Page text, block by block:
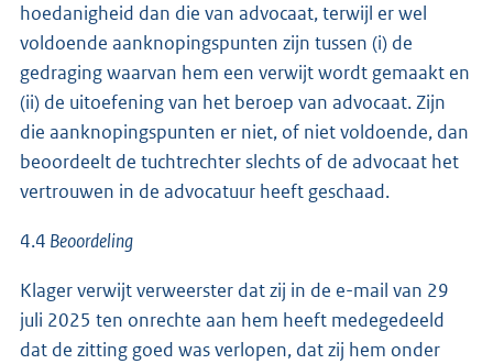
hoedanigheid dan die van advocaat, terwijl er wel
voldoende aanknopingspunten zijn tussen (i) de
gedraging waarvan hem een verwijt wordt gemaakt en
(ii) de uitoefening van het beroep van advocaat. Zijn
die aanknopingspunten er niet, of niet voldoende, dan
beoordeelt de tuchtrechter slechts of de advocaat het
vertrouwen in de advocatuur heeft geschaad.
4.4 Beoordeling
Klager verwijt verweerster dat zij in de e-mail van 29
juli 2025 ten onrechte aan hem heeft medegedeeld
dat de zitting goed was verlopen, dat zij hem onder